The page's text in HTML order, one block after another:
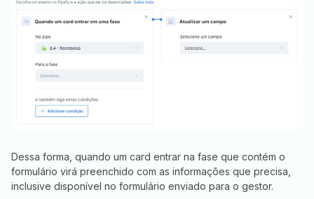
Dessa forma, quando um card entrar na fase que contém o
formulário virá preenchido com as informações que precisa,
inclusive disponível no formulário enviado para o gestor.